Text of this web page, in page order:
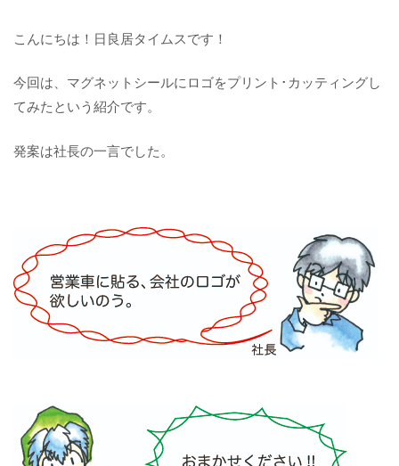
こんにちは！日良居タイムスです！
今回は、マグネットシールにロゴをプリント･カッティングし
てみたという紹介です。
発案は社長の一言でした。